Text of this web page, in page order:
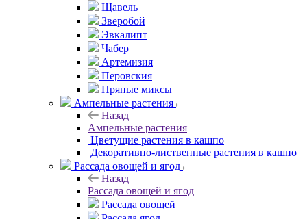
Щавель
Зверобой
Эвкалипт
Чабер
Артемизия
Перовския
Пряные миксы
Ампельные растения
Назад
Ампельные растения
Цветущие растения в кашпо
Декоративно-лиственные растения в кашпо
Рассада овощей и ягод
Назад
Рассада овощей и ягод
Рассада овощей